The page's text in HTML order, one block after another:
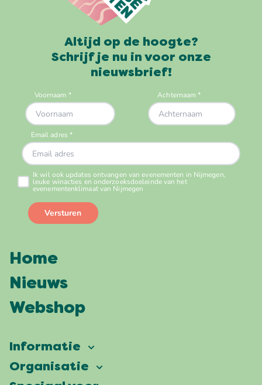
Altijd op de hoogte?
Schrijf je nu in voor onze
nieuwsbrief!
Home
Nieuws
Webshop
Informatie
Vierdaagsefeesten
Organisatie
Onze ambitie